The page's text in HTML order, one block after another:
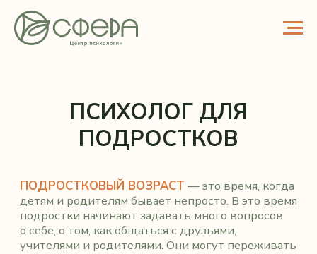
ПОДРОСТКОВЫЙ ВОЗРАСТ— это время, когда
детям и родителям бывает непросто. В это время
подростки начинают задавать много вопросов
учителями и родителями. Они могут переживать
из-за изменений в своем теле, экзаменов и того,
что становятся взрослее.
ПОДРОСТКОВ